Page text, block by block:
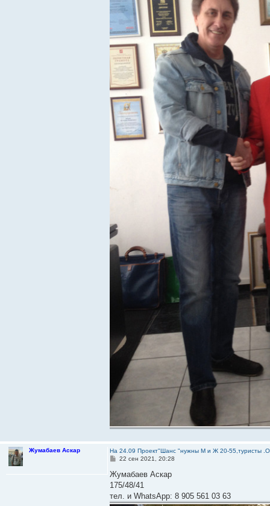
Жумабаев Аскар
На 24.09 Проект"Шанс "нужны М и Ж 20-55,туристы
С
о
б
щ
е
н
22 сен 2021, 20:28
Жумабаев Аскар
175/48/41
тел. и WhatsApp: 8 905 561 03 63